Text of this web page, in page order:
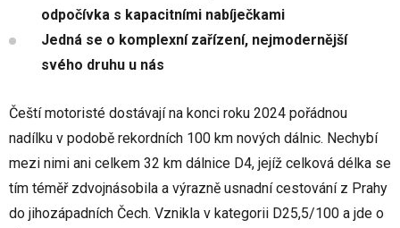
odpočívka s kapacitními nabíječkami
Jedná se o komplexní zařízení, nejmodernější
svého druhu u nás
Čeští motoristé dostávají na konci roku 2024 pořádnou
nadílku v podobě rekordních 100 km nových dálnic. Nechybí
mezi nimi ani celkem 32 km dálnice D4, jejíž celková délka se
tím téměř zdvojnásobila a výrazně usnadní cestování z Prahy
do jihozápadních Čech. Vznikla v kategorii D25,5/100 a jde o